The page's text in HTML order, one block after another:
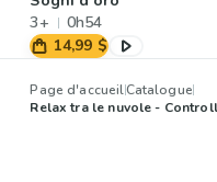
3+
0h54
14,99 $
Page d'accueilCatalogue
Relax tra le nuvole -